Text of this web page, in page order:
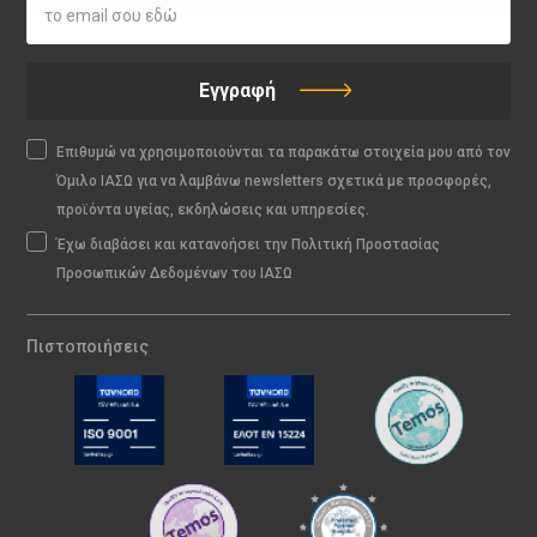
Εγγραφή
Επιθυμώ να χρησιμοποιούνται τα παρακάτω στοιχεία μου από τον
Όμιλο ΙΑΣΩ για να λαμβάνω newsletters σχετικά με προσφορές,
προϊόντα υγείας, εκδηλώσεις και υπηρεσίες.
Έχω διαβάσει και κατανοήσει την Πολιτική Προστασίας
Προσωπικών Δεδομένων του ΙΑΣΩ
Πιστοποιήσεις